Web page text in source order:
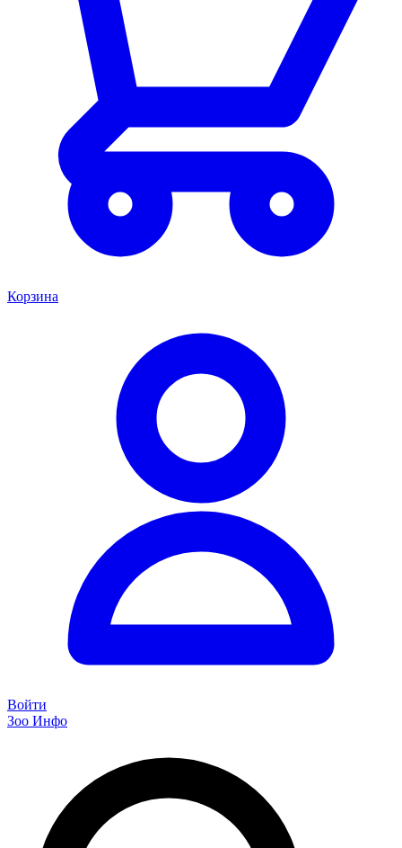
Корзина
Войти
Зоо Инфо